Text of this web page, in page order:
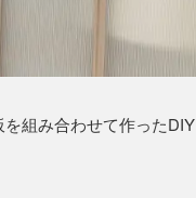
組み合わせて作ったDIY